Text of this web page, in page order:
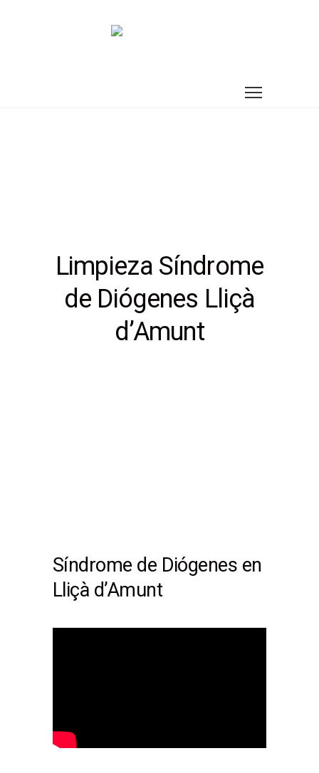
Limpieza Síndrome
de Diógenes Lliçà
d’Amunt
Síndrome de Diógenes en
Lliçà d’Amunt